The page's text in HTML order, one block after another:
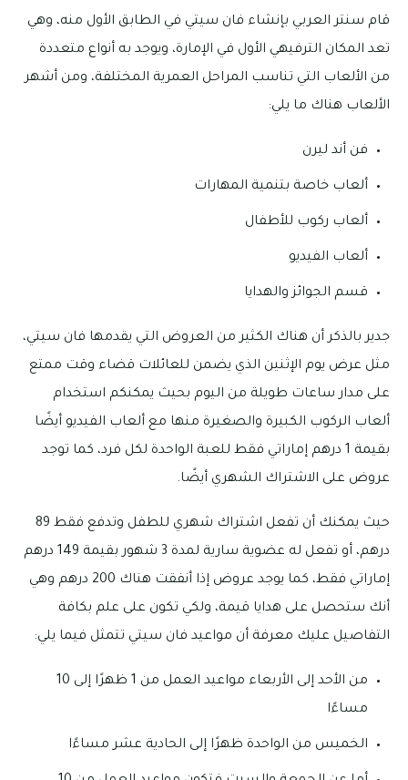
قام سنتر العربي بإنشاء فان سيتي في الطابق الأول منه، وهي
تعد المكان الترفيهي الأول في الإمارة، ويوجد به أنواع متعددة
من الألعاب التي تناسب المراحل العمرية المختلفة، ومن أشهر
الألعاب هناك ما يلي:
فن أند ليرن
ألعاب خاصة بتنمية المهارات
ألعاب ركوب للأطفال
ألعاب الفيديو
قسم الجوائز والهدايا
جدير بالذكر أن هناك الكثير من العروض التي يقدمها فان سيتي،
مثل عرض يوم الإثنين الذي يضمن للعائلات قضاء وقت ممتع
على مدار ساعات طويلة من اليوم بحيث يمكنكم استخدام
ألعاب الركوب الكبيرة والصغيرة منها مع ألعاب الفيديو أيضًا
بقيمة 1 درهم إماراتي فقط للعبة الواحدة لكل فرد، كما توجد
عروض على الاشتراك الشهري أيضًا.
حيث يمكنك أن تفعل اشتراك شهري للطفل وتدفع فقط 89
درهم، أو تفعل له عضوية سارية لمدة 3 شهور بقيمة 149 درهم
إماراتي فقط، كما يوجد عروض إذا أنفقت هناك 200 درهم وهي
أنك ستحصل على هدايا قيمة، ولكي تكون على علم بكافة
التفاصيل عليك معرفة أن مواعيد فان سيتي تتمثل فيما يلي:
من الأحد إلى الأربعاء مواعيد العمل من 1 ظهرًا إلى 10
مساءًا
الخميس من الواحدة ظهرًا إلى الحادية عشر مساءًا